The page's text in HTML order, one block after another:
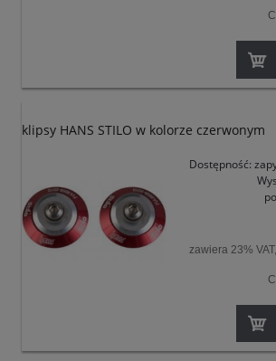
klipsy HANS STILO w kolorze czerwonym
Dostępność:
zawiera 23%